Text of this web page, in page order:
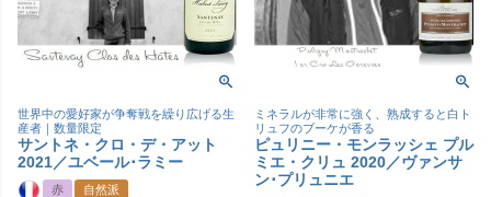
世界中の愛好家が争奪戦を繰り広げる生
産者｜数量限定
サントネ・クロ・デ・アット
2021／ユベール･ラミー
赤
自然派
ミネラルが非常に強く、熟成すると白ト
リュフのブーケが香る
ピュリニー・モンラッシェ プル
ミエ・クリュ 2020／ヴァンサ
ン･プリュニエ